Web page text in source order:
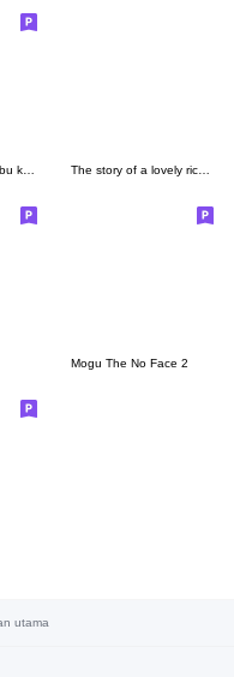
The story of a lovely rice grain
Mogu The No Face 2
utama